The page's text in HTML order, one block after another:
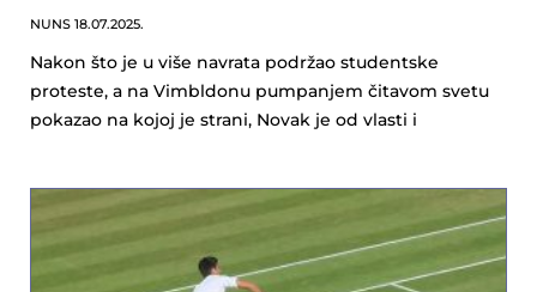
NUNS 18.07.2025.
Nakon što je u više navrata podržao studentske
proteste, a na Vimbldonu pumpanjem čitavom svetu
pokazao na kojoj je strani, Novak je od vlasti i